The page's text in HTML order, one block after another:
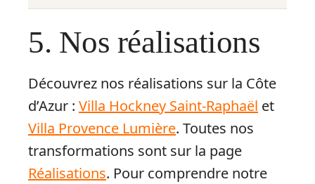
5. Nos réalisations
Découvrez nos réalisations sur la Côte
d’Azur : Villa Hockney Saint-Raphaël et
Villa Provence Lumière. Toutes nos
transformations sont sur la page
Réalisations. Pour comprendre notre